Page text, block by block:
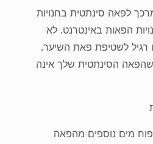
לפאה סינתטית בחנויות
הפאות באינטרנט. לא
לשטיפת פאת השיער.
הסינתטית שלך אינה
מים נוספים מהפאה